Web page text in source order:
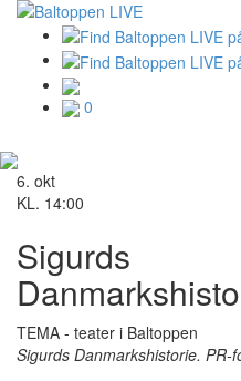
0
6. okt
KL. 14:00
Sigurds
TEMA - teater i Baltoppen
Sigurds Danmarkshistorie. PR-